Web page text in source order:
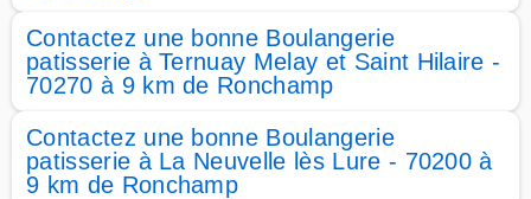
Contactez une bonne Boulangerie
patisserie à Ternuay Melay et Saint Hilaire -
70270 à 9 km de Ronchamp
Contactez une bonne Boulangerie
patisserie à La Neuvelle lès Lure - 70200 à
9 km de Ronchamp